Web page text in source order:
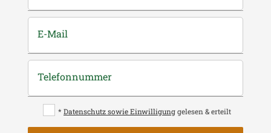
E-Mail
Telefonnummer
* Datenschutz sowie Einwilligung gelesen & erteilt